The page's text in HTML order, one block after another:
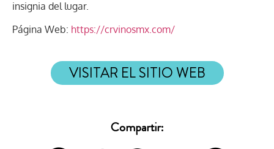
insignia del lugar.
Página Web: https://crvinosmx.com/
VISITAR EL SITIO WEB
Compartir: